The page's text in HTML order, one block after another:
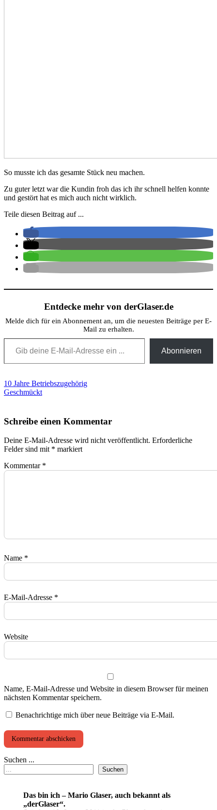
So musste ich das gesamte Stück neu machen.
Zu guter letzt war die Kundin froh das ich ihr schnell helfen konnte
und gestört hat es mich auch nicht wirklich.
Teile diesen Beitrag auf ...
Entdecke mehr von derGlaser.de
Melde dich für ein Abonnement an, um die neuesten Beiträge per E-
Mail zu erhalten.
Gib deine E-Mail-Adresse ein ...
Abonnieren
Beitragsnavigation
10 Jahre Betriebszugehörig
Geschmückt
Schreibe einen Kommentar
Deine E-Mail-Adresse wird nicht veröffentlicht. Erforderliche
Felder sind mit * markiert
Kommentar *
Name *
E-Mail-Adresse *
Website
Name, E-Mail-Adresse und Website in diesem Browser für meinen
nächsten Kommentar speichern.
Benachrichtige mich über neue Beiträge via E-Mail.
Suchen ...
Suchen
Das bin ich – Mario Glaser, auch bekannt als
„derGlaser“.